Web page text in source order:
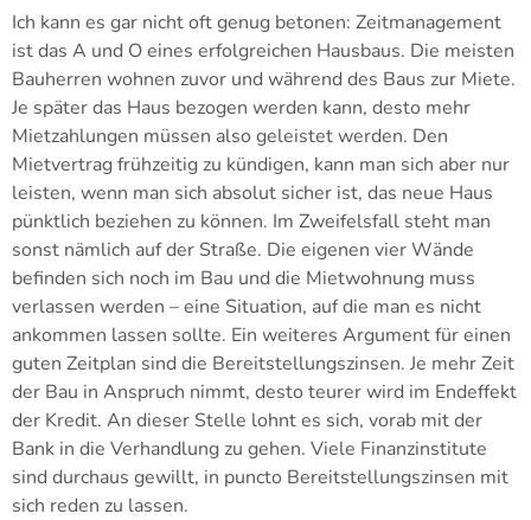
Ich kann es gar nicht oft genug betonen: Zeitmanagement
ist das A und O eines erfolgreichen Hausbaus. Die meisten
Bauherren wohnen zuvor und während des Baus zur Miete.
Je später das Haus bezogen werden kann, desto mehr
Mietzahlungen müssen also geleistet werden. Den
Mietvertrag frühzeitig zu kündigen, kann man sich aber nur
leisten, wenn man sich absolut sicher ist, das neue Haus
pünktlich beziehen zu können. Im Zweifelsfall steht man
sonst nämlich auf der Straße. Die eigenen vier Wände
befinden sich noch im Bau und die Mietwohnung muss
verlassen werden – eine Situation, auf die man es nicht
ankommen lassen sollte. Ein weiteres Argument für einen
guten Zeitplan sind die Bereitstellungszinsen. Je mehr Zeit
der Bau in Anspruch nimmt, desto teurer wird im Endeffekt
der Kredit. An dieser Stelle lohnt es sich, vorab mit der
Bank in die Verhandlung zu gehen. Viele Finanzinstitute
sind durchaus gewillt, in puncto Bereitstellungszinsen mit
sich reden zu lassen.